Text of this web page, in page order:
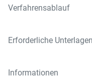
Verfahrensablauf
Erforderliche Unterlagen
Informationen